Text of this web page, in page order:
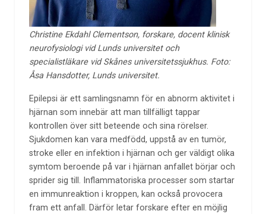
Christine Ekdahl Clementson, forskare, docent klinisk
neurofysiologi vid Lunds universitet och
specialistläkare vid Skånes universitetssjukhus. Foto:
Åsa Hansdotter, Lunds universitet.
Epilepsi är ett samlingsnamn för en abnorm aktivitet i
hjärnan som innebär att man tillfälligt tappar
kontrollen över sitt beteende och sina rörelser.
Sjukdomen kan vara medfödd, uppstå av en tumör,
stroke eller en infektion i hjärnan och ger väldigt olika
symtom beroende på var i hjärnan anfallet börjar och
sprider sig till. Inflammatoriska processer som startar
en immunreaktion i kroppen, kan också provocera
fram ett anfall. Därför letar forskare efter en möjlig